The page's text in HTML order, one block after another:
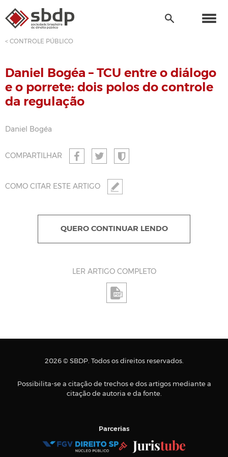
< CONTROLE PÚBLICO
Daniel Bogéa – TCU entre o diálogo
e o porrete: dois polos do controle
da regulação
COMPARTILHAR
Daniel Bogéa
QUERO CONTINUAR LENDO
LER ARTIGO COMPLETO
COMO CITAR ESTE ARTIGO
2026 © SBDP. Todos os direitos reservados.
Possibilita-se a citação de trechos e dos artigos mediante a
citação de autoria e da fonte.
Parcerias